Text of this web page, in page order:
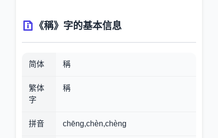
《稱》字的基本信息
简体 稱
繁体
字
稱
拼音 chēng,chèn,chèng